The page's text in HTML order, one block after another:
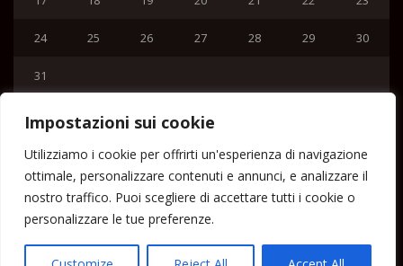
Impostazioni sui cookie
Utilizziamo i cookie per offrirti un'esperienza di navigazione
ottimale, personalizzare contenuti e annunci, e analizzare il
nostro traffico. Puoi scegliere di accettare tutti i cookie o
personalizzare le tue preferenze.
24 25 26 27 28 29 30
31
Home
Lipari News
Cronaca Lipari
Politica Lipari